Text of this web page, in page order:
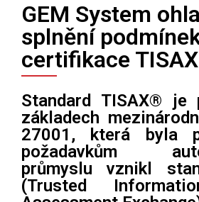
GEM System
splnění
certifikace TISAX
Standard TISAX® je
základech
27001, která byla
požadavkům
průmyslu vznikl
(Trusted